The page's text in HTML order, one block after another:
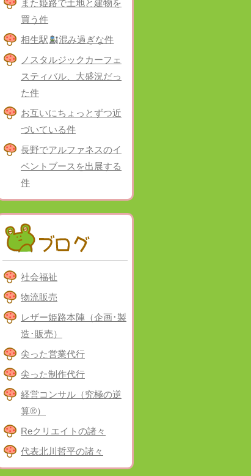
また姫路で土地と建物を
買う件
相生駅
混み過ぎな件
ノスタルジックカーフェ
スティバル、大盛況だっ
た件
お互いにちょっとずつ近
づいている件
長野でアルファネスのイ
ベントブースを出展する
件
社会福祉
物流販売
レザー姫路本陣（企画･製
造･販売）
尖った営業代行
尖った制作代行
経営コンサル（究極の逆
算®）
Reクリエイトの諸々
代表北川哲平の諸々